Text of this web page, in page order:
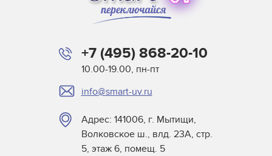
+7 (495) 868-20-10
10.00-19.00, пн-пт
info@smart-uv.ru
Адрес: 141006, г. Мытищи,
Волковское ш., влд. 23А, стр.
5, этаж 6, помещ. 5